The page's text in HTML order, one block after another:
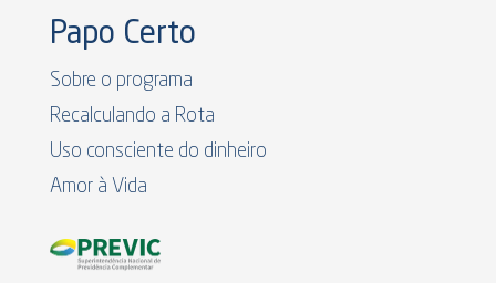
Papo Certo
Sobre o programa
Recalculando a Rota
Uso consciente do dinheiro
Amor à Vida